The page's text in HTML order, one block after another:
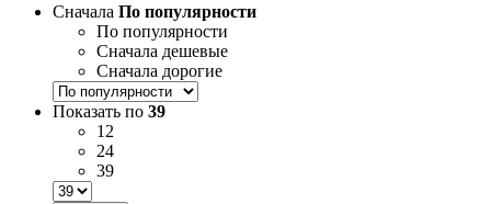
Сначала По популярности
По популярности
Сначала дешевые
Сначала дорогие
Показать по 39
12
24
39